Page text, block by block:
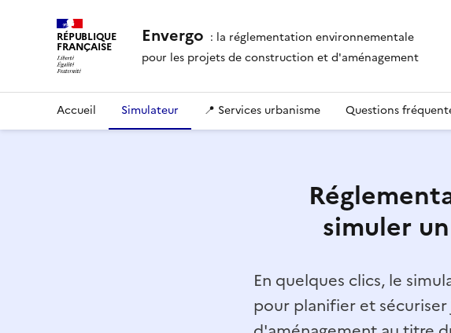
RÉPUBLIQUE
FRANÇAISE Envergo : la réglementation environnementale
pour les projets de construction et d'aménagement
Accueil Simulateur 📍 Services urbanisme Questions
simuler
En quelques clics, le
pour planifier et